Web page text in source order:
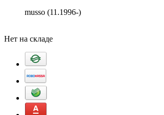
musso (11.1996-)
Нет на складе